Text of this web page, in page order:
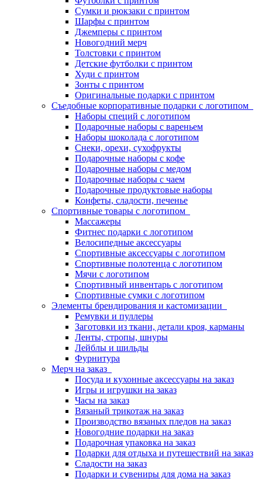
Сумки и рюкзаки с принтом
Шарфы с принтом
Джемперы с принтом
Новогодний мерч
Толстовки с принтом
Детские футболки с принтом
Худи с принтом
Зонты с принтом
Оригинальные подарки с принтом
Съедобные корпоративные подарки с логотипом
Наборы специй с логотипом
Подарочные наборы с вареньем
Наборы шоколада с логотипом
Снеки, орехи, сухофрукты
Подарочные наборы с кофе
Подарочные наборы с медом
Подарочные наборы с чаем
Подарочные продуктовые наборы
Конфеты, сладости, печенье
Спортивные товары с логотипом
Массажеры
Фитнес подарки с логотипом
Велосипедные аксессуары
Спортивные аксессуары с логотипом
Спортивные полотенца с логотипом
Мячи с логотипом
Спортивный инвентарь с логотипом
Спортивные сумки с логотипом
Элементы брендирования и кастомизации
Ремувки и пуллеры
Заготовки из ткани, детали кроя, карманы
Ленты, стропы, шнуры
Лейблы и шильды
Фурнитура
Мерч на заказ
Посуда и кухонные аксессуары на заказ
Игры и игрушки на заказ
Часы на заказ
Вязаный трикотаж на заказ
Производство вязаных пледов на заказ
Новогодние подарки на заказ
Подарочная упаковка на заказ
Подарки для отдыха и путешествий на заказ
Сладости на заказ
Подарки и сувениры для дома на заказ